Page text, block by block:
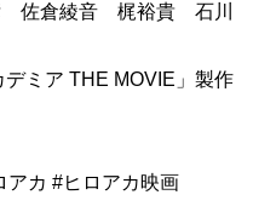
佐倉綾音 梶裕貴 石川
ミア THE MOVIE」製作
アカ #ヒロアカ映画